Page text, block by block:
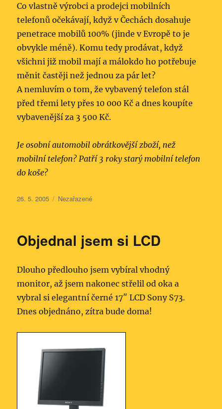
Co vlastně výrobci a prodejci mobilních
telefonů očekávají, když v Čechách dosahuje
penetrace mobilů 100% (jinde v Evropě to je
obvykle méně). Komu tedy prodávat, když
všichni již mobil mají a málokdo ho potřebuje
měnit častěji než jednou za pár let?
A nemluvím o tom, že vybavený telefon stál
před třemi lety přes 10 000 Kč a dnes koupíte
vybavenější za 3 500 Kč.
Je osobní automobil obrátkovější zboží, než
mobilní telefon? Patří 3 roky starý mobilní telefon
do koše?
Publikováno:
26. 5. 2005 Rubriky:
Nezařazené
Objednal jsem si LCD
Dlouho předlouho jsem vybíral vhodný
monitor, až jsem nakonec střelil od oka a
vybral si elegantní černé 17″ LCD Sony S73.
Dnes objednáno, zítra bude doma!